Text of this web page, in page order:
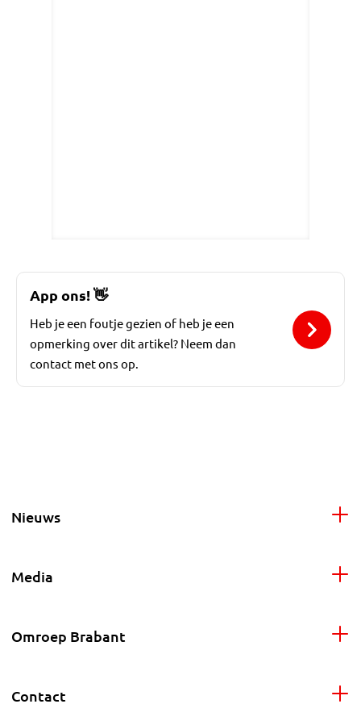
App ons!👋
Heb je een foutje gezien of heb je een
opmerking over dit artikel? Neem dan
contact met ons op.
Nieuws
Media
Omroep Brabant
Contact